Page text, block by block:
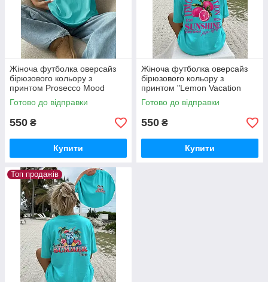
Жіноча футболка оверсайз
бірюзового кольору з
принтом Prosecco Mood
Готово до відправки
550 ₴
Купити
Жіноча футболка оверсайз
бірюзового кольору з
принтом "Lemon Vacation
Sunshine"
Готово до відправки
550 ₴
Купити
Топ продажів